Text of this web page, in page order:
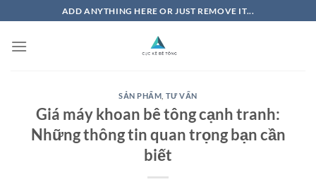
qua
nội
ADD ANYTHING HERE OR JUST REMOVE IT...
SẢN PHẨM TƯ VẤN
Giá máy khoan bê tông cạnh tranh:
Những thông tin quan trọng bạn cần
biết